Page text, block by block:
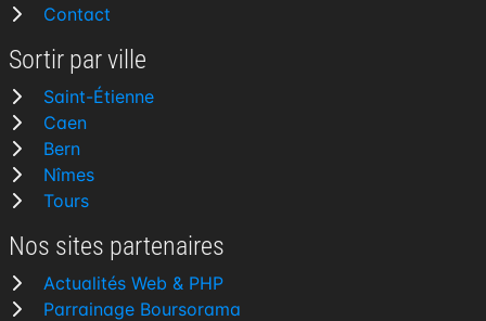
Contact
Sortir par ville
Saint-Étienne
Caen
Bern
Nîmes
Tours
Nos sites partenaires
Actualités Web & PHP
Parrainage Boursorama